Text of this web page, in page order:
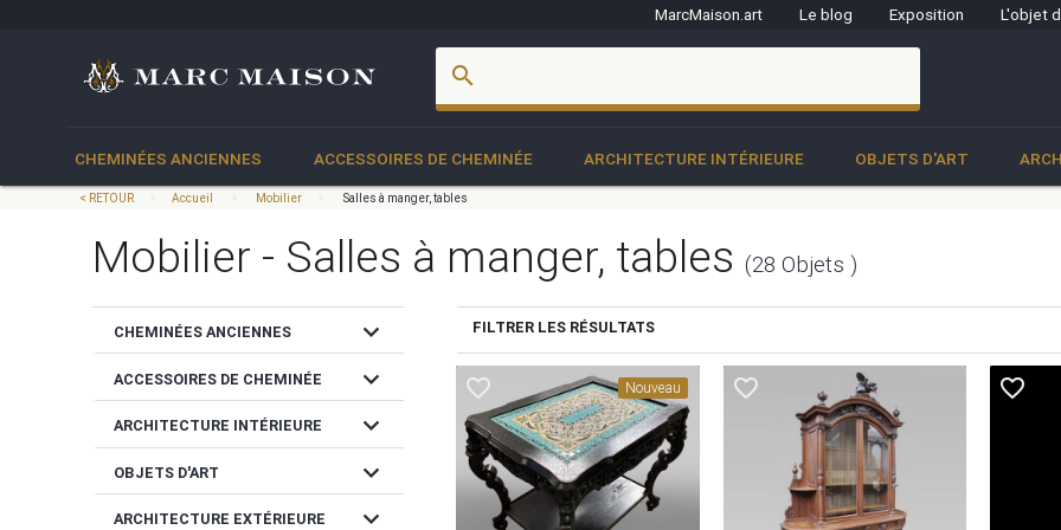
MarcMaison.art Le blog Exposition L'objet
search
CHEMINÉES ANCIENNES ACCESSOIRES DE CHEMINÉE ARCHITECTURE INTÉRIEURE OBJETS D'ART
< RETOUR Accueil Mobilier Salles à manger, tables
Mobilier - Salles à manger, tables(28 Objets )
CHEMINÉES ANCIENNES expand_more
ACCESSOIRES DE CHEMINÉE expand_more
ARCHITECTURE INTÉRIEURE expand_more
OBJETS D'ART expand_more
ARCHITECTURE EXTÉRIEURE expand_more
FILTRER LES RÉSULTATS
favorite_border Nouveau favorite_border favorite_border